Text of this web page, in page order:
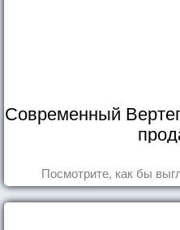
Современный
Посмотрите, как бы